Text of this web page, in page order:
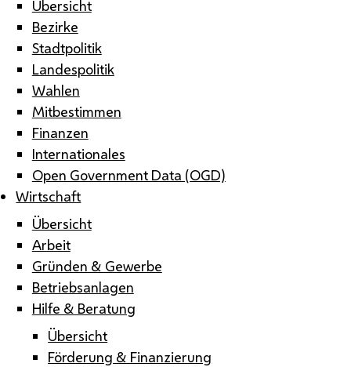
Übersicht
Bezirke
Stadtpolitik
Landespolitik
Wahlen
Mitbestimmen
Finanzen
Internationales
Open Government Data (OGD)
Wirtschaft
Übersicht
Arbeit
Gründen & Gewerbe
Betriebsanlagen
Hilfe & Beratung
Übersicht
Förderung & Finanzierung